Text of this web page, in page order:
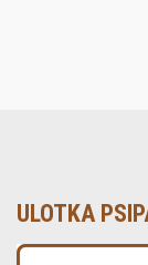
ULOTKA